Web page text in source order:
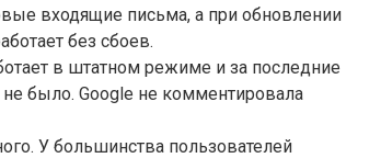
входящие письма, а при обновлении
без сбоев.
в штатном режиме и за последние
было. Google не комментировала
У большинства пользователей